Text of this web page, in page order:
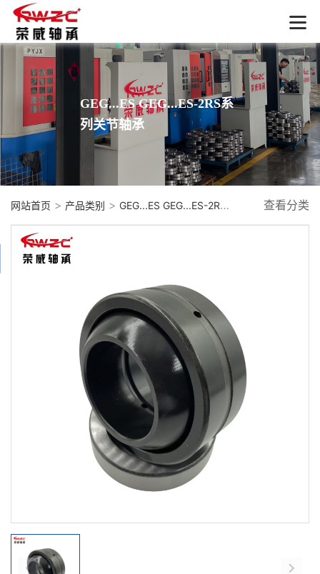
GEG...ES GEG...ES-2RS系
列关节轴承
网站首页 > 产品类别 > GEG...ES GEG...ES-2RS系列关节轴承 查看分类